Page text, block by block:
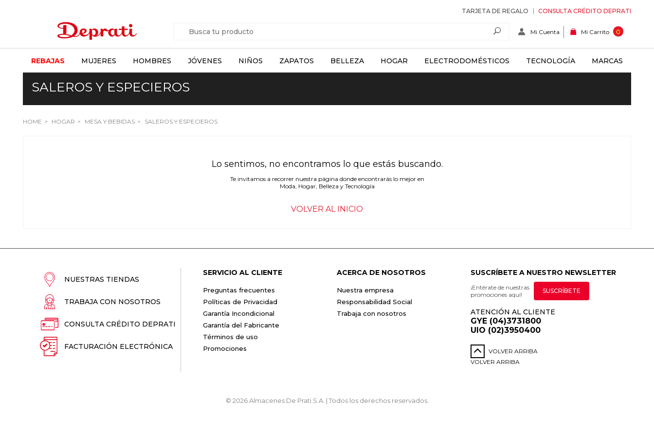
TARJETA DE REGALO CONSULTA CRÉDITO DEPRATI
Mi Cuenta Mi Carrito 0
REBAJAS MUJERES HOMBRES JÓVENES NIÑOS ZAPATOS BELLEZA HOGAR ELECTRODOMÉSTICOS TECNOLOGÍA MARCAS
SALEROS Y ESPECIEROS
HOME HOGAR MESA Y BEBIDAS SALEROS Y ESPECIEROS
Lo sentimos, no encontramos lo que estás buscando.
Te invitamos a recorrer nuestra página donde encontrarás lo mejor en
Moda, Hogar, Belleza y Tecnología
VOLVER AL INICIO
NUESTRAS TIENDAS
TRABAJA CON NOSOTROS
CONSULTA CRÉDITO DEPRATI
FACTURACIÓN ELECTRÓNICA
SERVICIO AL CLIENTE
Preguntas frecuentes
Políticas de Privacidad
Garantía Incondicional
Garantía del Fabricante
Términos de uso
Promociones
ACERCA DE NOSOTROS
Nuestra empresa
Responsabilidad Social
Trabaja con nosotros
SUSCRÍBETE A NUESTRO NEWSLETTER
¡Entérate de nuestras
promociones aquí!
SUSCRÍBETE
ATENCIÓN AL CLIENTE
GYE (04)3731800
UIO (02)3950400
VOLVER ARRIBA
VOLVER ARRIBA
© 2026 Almacenes De Prati S.A. | Todos los derechos reservados.